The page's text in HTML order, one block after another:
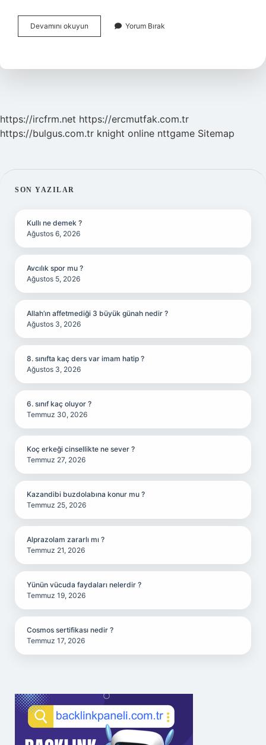
Devamını okuyun
Defa
Tarafından
İBrahim
Müteferrika
Yorum Bırak
https://ircfrm.net https://ercmutfak.com.tr
https://bulgus.com.tr knight online nttgame Sitemap
SIDEBAR
SON YAZILAR
Kullı ne demek ?
Ağustos 6, 2026
Avcılık spor mu ?
Ağustos 5, 2026
Allah’ın affetmediği 3 büyük günah nedir ?
Ağustos 3, 2026
8. sınıfta kaç ders var imam hatip ?
Ağustos 3, 2026
6. sınıf kaç oluyor ?
Temmuz 30, 2026
Koç erkeği cinsellikte ne sever ?
Temmuz 27, 2026
Kazandibi buzdolabına konur mu ?
Temmuz 25, 2026
Alprazolam zararlı mı ?
Temmuz 21, 2026
Yünün vücuda faydaları nelerdir ?
Temmuz 19, 2026
Cosmos sertifikası nedir ?
Temmuz 17, 2026